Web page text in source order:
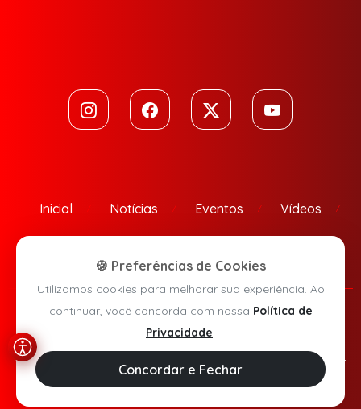
Inicial Notícias Eventos Vídeos
Política de Privacidade
Agora Sudoeste © 2026 - Todos os direitos reservados.
🍪 Preferências de Cookies
Utilizamos cookies para melhorar sua experiência. Ao
continuar, você concorda com nossa Política de
Privacidade.
Concordar e Fechar